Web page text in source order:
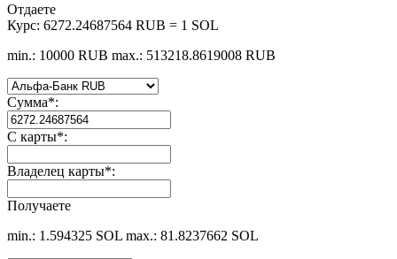
Отдаете
Курс: 6272.24687564 RUB = 1 SOL
min.: 10000 RUB max.: 513218.8619008 RUB
Сумма*:
С карты*:
Владелец карты*:
Получаете
min.: 1.594325 SOL max.: 81.8237662 SOL